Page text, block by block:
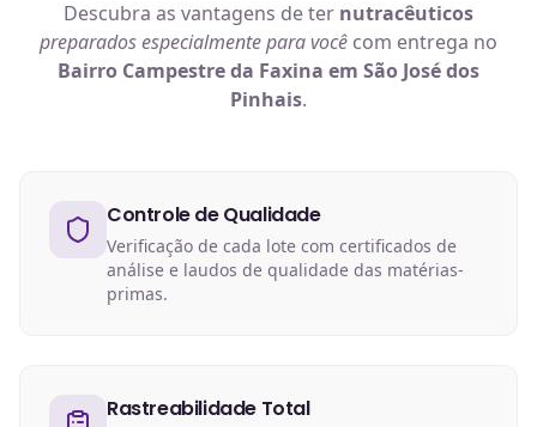
Descubra as vantagens de ter nutracêuticos
preparados especialmente para você com entrega no
Bairro Campestre da Faxina em São José dos
Pinhais.
Controle de Qualidade
Verificação de cada lote com certificados de
análise e laudos de qualidade das matérias-
primas.
Rastreabilidade Total